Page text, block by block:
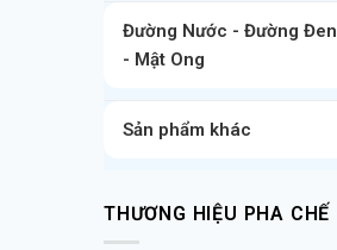
Đường Nước - Đường Đen
- Mật Ong
Sản phẩm khác
THƯƠNG HIỆU PHA CHẾ